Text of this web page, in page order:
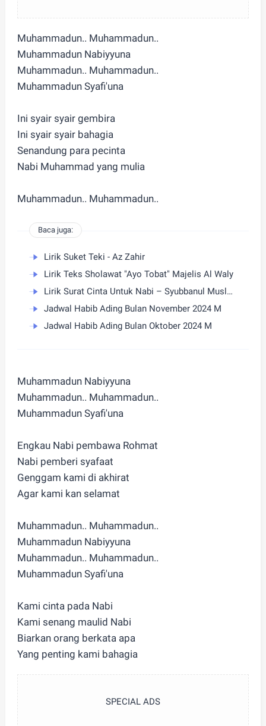
Muhammadun.. Muhammadun..
Muhammadun Nabiyyuna
Muhammadun.. Muhammadun..
Muhammadun Syafi'una
Ini syair syair gembira
Ini syair syair bahagia
Senandung para pecinta
Nabi Muhammad yang mulia
Muhammadun.. Muhammadun..
Baca juga:
Lirik Suket Teki - Az Zahir
Lirik Teks Sholawat "Ayo Tobat" Majelis Al Waly
Lirik Surat Cinta Untuk Nabi – Syubbanul Muslimin
Jadwal Habib Ading Bulan November 2024 M
Jadwal Habib Ading Bulan Oktober 2024 M
Muhammadun Nabiyyuna
Muhammadun.. Muhammadun..
Muhammadun Syafi'una
Engkau Nabi pembawa Rohmat
Nabi pemberi syafaat
Genggam kami di akhirat
Agar kami kan selamat
Muhammadun.. Muhammadun..
Muhammadun Nabiyyuna
Muhammadun.. Muhammadun..
Muhammadun Syafi'una
Kami cinta pada Nabi
Kami senang maulid Nabi
Biarkan orang berkata apa
Yang penting kami bahagia
SPECIAL ADS